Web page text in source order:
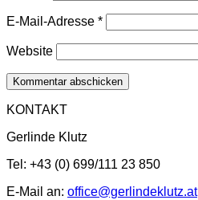
E-Mail-Adresse *
Website
KONTAKT
Gerlinde Klutz
Tel: +43 (0) 699/111 23 850
E-Mail an: office@gerlindeklutz.at